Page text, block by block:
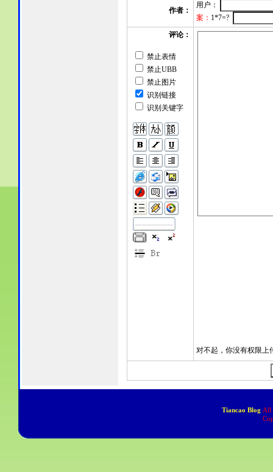
作者：
用户：
案： 1*7=?
评论：
禁止表情
禁止UBB
禁止图片
识别链接
识别关键字
Tiancao Blog All